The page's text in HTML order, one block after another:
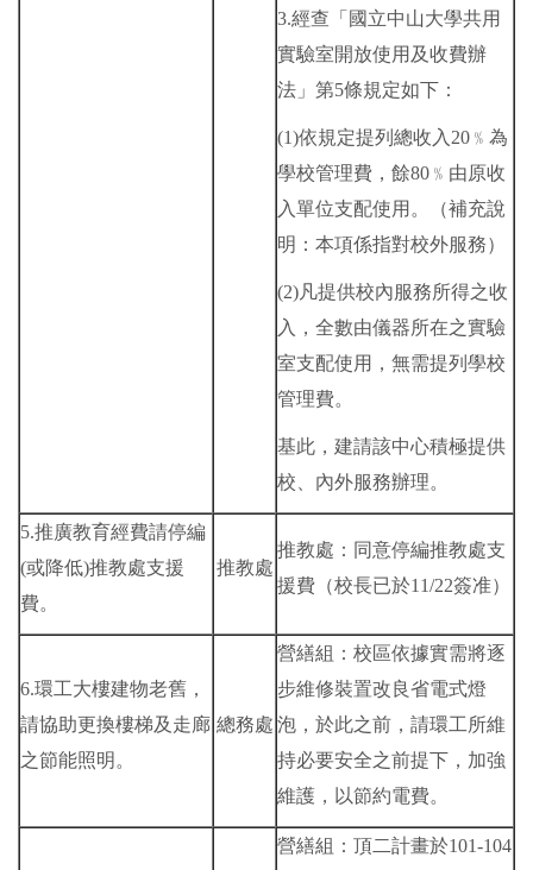
3.經查「國立中山大學共用
實驗室開放使用及收費辦
法」第5條規定如下：
(1)依規定提列總收入20﹪為
學校管理費，餘80﹪由原收
入單位支配使用。（補充說
明：本項係指對校外服務）
(2)凡提供校內服務所得之收
入，全數由儀器所在之實驗
室支配使用，無需提列學校
管理費。
基此，建請該中心積極提供
校、內外服務辦理。
5.推廣教育經費請停編
(或降低)推教處支援
費。
推教處
推教處：同意停編推教處支
援費（校長已於11/22簽准）
6.環工大樓建物老舊，
請協助更換樓梯及走廊
之節能照明。
總務處
營繕組：校區依據實需將逐
步維修裝置改良省電式燈
泡，於此之前，請環工所維
持必要安全之前提下，加強
維護，以節約電費。
營繕組：頂二計畫於101-104